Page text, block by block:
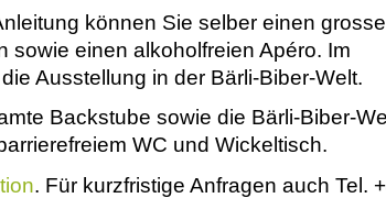
können Sie selber einen
sowie einen alkoholfreien Apéro. Im
Ausstellung in der Bärli-Biber-Welt.
Backstube sowie die Bärli-Biber-
WC und Wickeltisch.
. Für kurzfristige Anfragen auch Tel.